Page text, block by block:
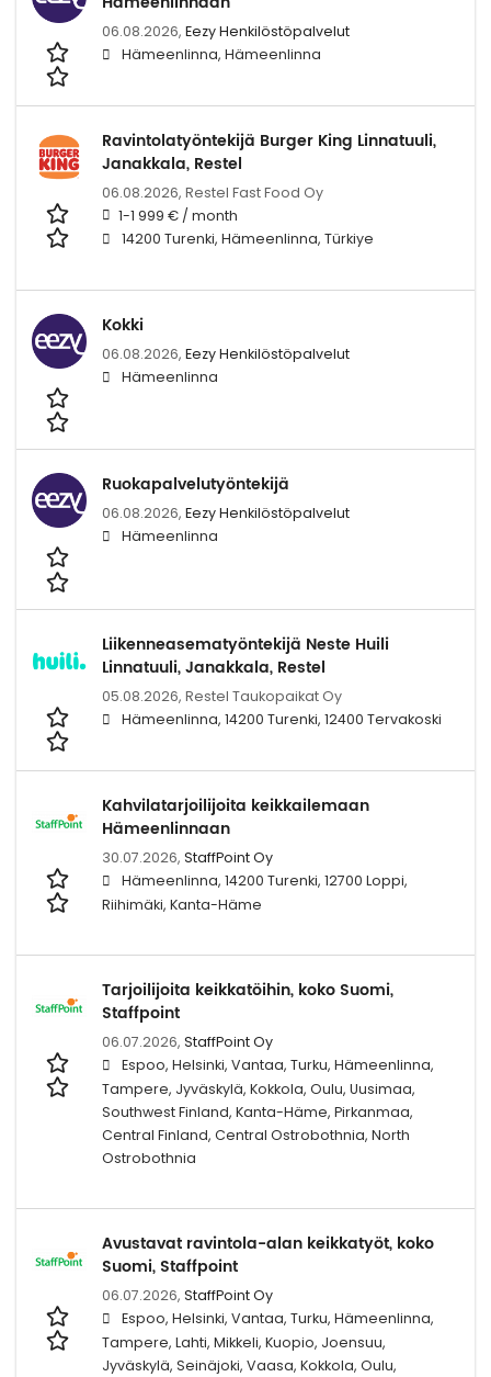
06.08.2026, Eezy Henkilöstöpalvelut
Hämeenlinna, Hämeenlinna
Ravintolatyöntekijä Burger King Linnatuuli,
Janakkala, Restel
06.08.2026, Restel Fast Food Oy
1-1 999 € / month
14200 Turenki, Hämeenlinna, Türkiye
Kokki
06.08.2026, Eezy Henkilöstöpalvelut
Hämeenlinna
Ruokapalvelutyöntekijä
06.08.2026, Eezy Henkilöstöpalvelut
Hämeenlinna
Liikenneasematyöntekijä Neste Huili
Linnatuuli, Janakkala, Restel
05.08.2026, Restel Taukopaikat Oy
Hämeenlinna, 14200 Turenki, 12400 Tervakoski
Kahvilatarjoilijoita keikkailemaan
Hämeenlinnaan
30.07.2026, StaffPoint Oy
Hämeenlinna, 14200 Turenki, 12700 Loppi,
Riihimäki, Kanta-Häme
Tarjoilijoita keikkatöihin, koko Suomi,
Staffpoint
06.07.2026, StaffPoint Oy
Espoo, Helsinki, Vantaa, Turku, Hämeenlinna,
Tampere, Jyväskylä, Kokkola, Oulu, Uusimaa,
Southwest Finland, Kanta-Häme, Pirkanmaa,
Central Finland, Central Ostrobothnia, North
Ostrobothnia
Avustavat ravintola-alan keikkatyöt, koko
Suomi, Staffpoint
06.07.2026, StaffPoint Oy
Espoo, Helsinki, Vantaa, Turku, Hämeenlinna,
Tampere, Lahti, Mikkeli, Kuopio, Joensuu,
Jyväskylä, Seinäjoki, Vaasa, Kokkola, Oulu,